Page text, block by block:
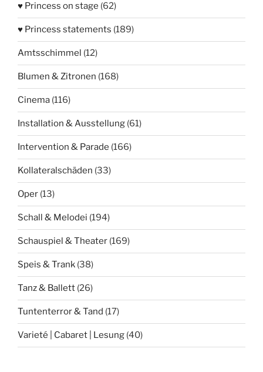
♥ Princess on stage (62)
♥ Princess statements (189)
Amtsschimmel (12)
Blumen & Zitronen (168)
Cinema (116)
Installation & Ausstellung (61)
Intervention & Parade (166)
Kollateralschäden (33)
Oper (13)
Schall & Melodei (194)
Schauspiel & Theater (169)
Speis & Trank (38)
Tanz & Ballett (26)
Tuntenterror & Tand (17)
Varieté | Cabaret | Lesung (40)